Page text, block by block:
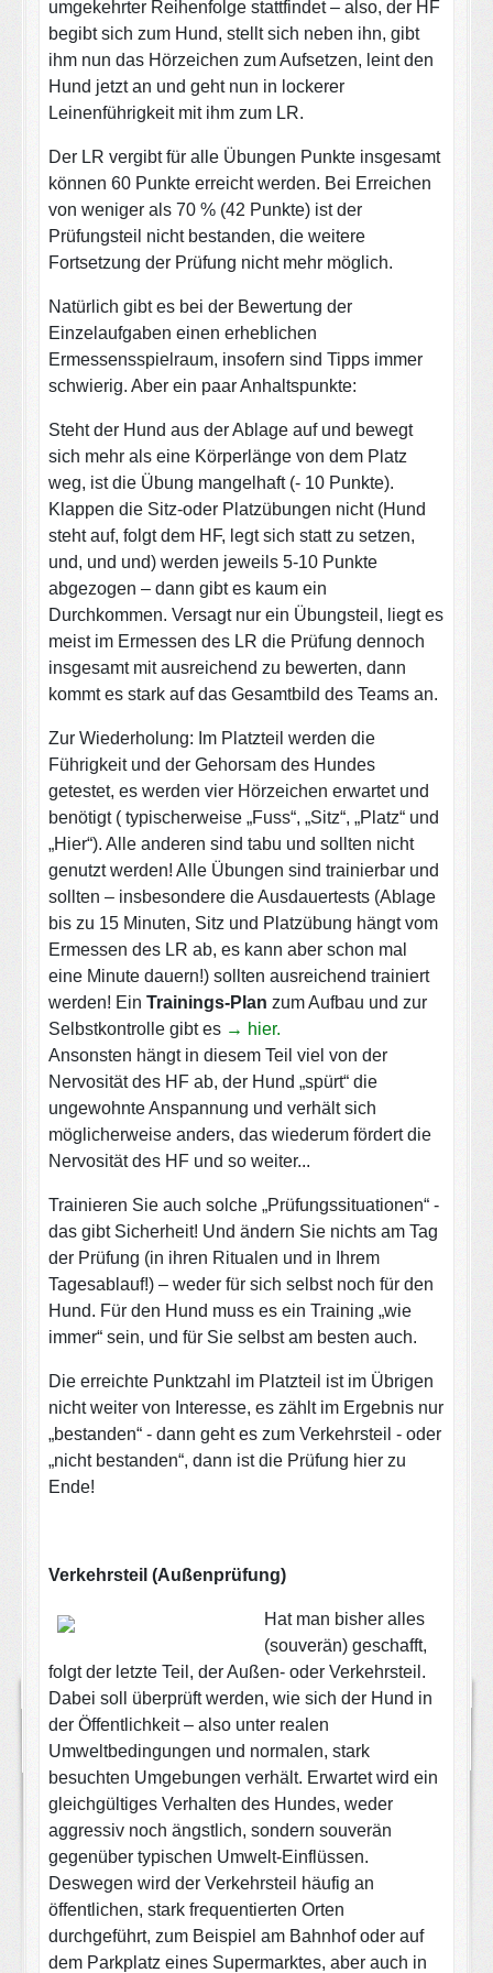
umgekehrter Reihenfolge stattfindet – also, der HF
begibt sich zum Hund, stellt sich neben ihn, gibt
ihm nun das Hörzeichen zum Aufsetzen, leint den
Hund jetzt an und geht nun in lockerer
Leinenführigkeit mit ihm zum LR.
Der LR vergibt für alle Übungen Punkte insgesamt
können 60 Punkte erreicht werden. Bei Erreichen
von weniger als 70 % (42 Punkte) ist der
Prüfungsteil nicht bestanden, die weitere
Fortsetzung der Prüfung nicht mehr möglich.
Natürlich gibt es bei der Bewertung der
Einzelaufgaben einen erheblichen
Ermessensspielraum, insofern sind Tipps immer
schwierig. Aber ein paar Anhaltspunkte:
Steht der Hund aus der Ablage auf und bewegt
sich mehr als eine Körperlänge von dem Platz
weg, ist die Übung mangelhaft (- 10 Punkte).
Klappen die Sitz-oder Platzübungen nicht (Hund
steht auf, folgt dem HF, legt sich statt zu setzen,
und, und und) werden jeweils 5-10 Punkte
abgezogen – dann gibt es kaum ein
Durchkommen. Versagt nur ein Übungsteil, liegt es
meist im Ermessen des LR die Prüfung dennoch
insgesamt mit ausreichend zu bewerten, dann
kommt es stark auf das Gesamtbild des Teams an.
Zur Wiederholung: Im Platzteil werden die
Führigkeit und der Gehorsam des Hundes
getestet, es werden vier Hörzeichen erwartet und
benötigt ( typischerweise „Fuss“, „Sitz“, „Platz“ und
„Hier“). Alle anderen sind tabu und sollten nicht
genutzt werden! Alle Übungen sind trainierbar und
sollten – insbesondere die Ausdauertests (Ablage
bis zu 15 Minuten, Sitz und Platzübung hängt vom
Ermessen des LR ab, es kann aber schon mal
eine Minute dauern!) sollten ausreichend trainiert
werden! Ein Trainings-Plan zum Aufbau und zur
Selbstkontrolle gibt es → hier.
Ansonsten hängt in diesem Teil viel von der
Nervosität des HF ab, der Hund „spürt“ die
ungewohnte Anspannung und verhält sich
möglicherweise anders, das wiederum fördert die
Nervosität des HF und so weiter...
Trainieren Sie auch solche „Prüfungssituationen“ -
das gibt Sicherheit! Und ändern Sie nichts am Tag
der Prüfung (in ihren Ritualen und in Ihrem
Tagesablauf!) – weder für sich selbst noch für den
Hund. Für den Hund muss es ein Training „wie
immer“ sein, und für Sie selbst am besten auch.
Die erreichte Punktzahl im Platzteil ist im Übrigen
nicht weiter von Interesse, es zählt im Ergebnis nur
„bestanden“ - dann geht es zum Verkehrsteil - oder
„nicht bestanden“, dann ist die Prüfung hier zu
Ende!
Verkehrsteil (Außenprüfung)
Hat man bisher alles
(souverän) geschafft,
folgt der letzte Teil, der Außen- oder Verkehrsteil.
Dabei soll überprüft werden, wie sich der Hund in
der Öffentlichkeit – also unter realen
Umweltbedingungen und normalen, stark
besuchten Umgebungen verhält. Erwartet wird ein
gleichgültiges Verhalten des Hundes, weder
aggressiv noch ängstlich, sondern souverän
gegenüber typischen Umwelt-Einflüssen.
Deswegen wird der Verkehrsteil häufig an
öffentlichen, stark frequentierten Orten
durchgeführt, zum Beispiel am Bahnhof oder auf
dem Parkplatz eines Supermarktes, aber auch in